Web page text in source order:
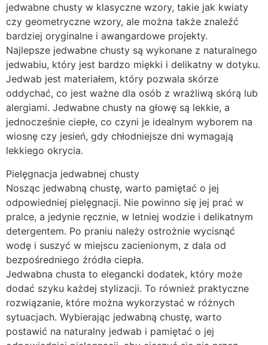
jedwabne chusty w klasyczne wzory, takie jak kwiaty
czy geometryczne wzory, ale można także znaleźć
bardziej oryginalne i awangardowe projekty.
Najlepsze jedwabne chusty są wykonane z naturalnego
jedwabiu, który jest bardzo miękki i delikatny w dotyku.
Jedwab jest materiałem, który pozwala skórze
oddychać, co jest ważne dla osób z wrażliwą skórą lub
alergiami. Jedwabne chusty na głowę są lekkie, a
jednocześnie ciepłe, co czyni je idealnym wyborem na
wiosnę czy jesień, gdy chłodniejsze dni wymagają
lekkiego okrycia.
Pielęgnacja jedwabnej chusty
Nosząc jedwabną chustę, warto pamiętać o jej
odpowiedniej pielęgnacji. Nie powinno się jej prać w
pralce, a jedynie ręcznie, w letniej wodzie i delikatnym
detergentem. Po praniu należy ostrożnie wycisnąć
wodę i suszyć w miejscu zacienionym, z dala od
bezpośredniego źródła ciepła.
Jedwabna chusta to elegancki dodatek, który może
dodać szyku każdej stylizacji. To również praktyczne
rozwiązanie, które można wykorzystać w różnych
sytuacjach. Wybierając jedwabną chustę, warto
postawić na naturalny jedwab i pamiętać o jej